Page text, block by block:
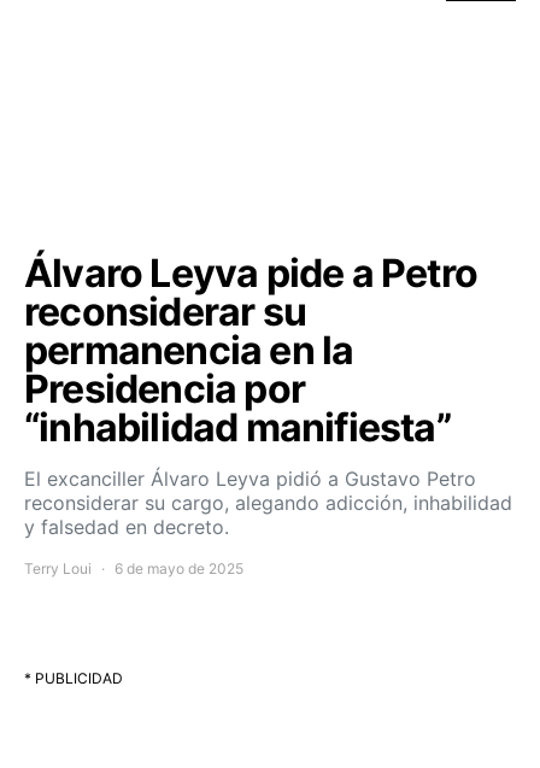
Álvaro Leyva pide a Petro
reconsiderar su
permanencia en la
Presidencia por
“inhabilidad manifiesta”
El excanciller Álvaro Leyva pidió a Gustavo Petro
reconsiderar su cargo, alegando adicción, inhabilidad
y falsedad en decreto.
Terry Loui 6 de mayo de 2025
* PUBLICIDAD